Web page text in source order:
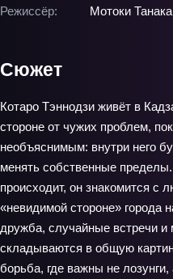
Режиссёр:
Мотоки Танака
Сюжет
Котаро Тэннодзи живёт в
стороне от чужих проблем,
необъяснимым: внутри него
менять собственные
происходит, он знакомится с
«невидимой стороне» города
дружба, случайные встречи и
складываются в общую
борьба, где важны не